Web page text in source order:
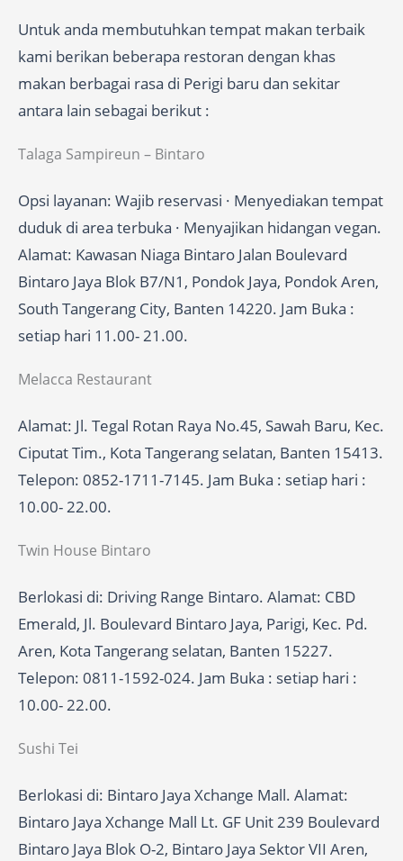
Untuk anda membutuhkan tempat makan terbaik
kami berikan beberapa restoran dengan khas
makan berbagai rasa di Perigi baru dan sekitar
antara lain sebagai berikut :
Talaga Sampireun – Bintaro
Opsi layanan: Wajib reservasi · Menyediakan tempat
duduk di area terbuka · Menyajikan hidangan vegan.
Alamat: Kawasan Niaga Bintaro Jalan Boulevard
Bintaro Jaya Blok B7/N1, Pondok Jaya, Pondok Aren,
South Tangerang City, Banten 14220. Jam Buka :
setiap hari 11.00- 21.00.
Melacca Restaurant
Alamat: Jl. Tegal Rotan Raya No.45, Sawah Baru, Kec.
Ciputat Tim., Kota Tangerang selatan, Banten 15413.
Telepon: 0852-1711-7145. Jam Buka : setiap hari :
10.00- 22.00.
Twin House Bintaro
Berlokasi di: Driving Range Bintaro. Alamat: CBD
Emerald, Jl. Boulevard Bintaro Jaya, Parigi, Kec. Pd.
Aren, Kota Tangerang selatan, Banten 15227.
Telepon: 0811-1592-024. Jam Buka : setiap hari :
10.00- 22.00.
Sushi Tei
Berlokasi di: Bintaro Jaya Xchange Mall. Alamat:
Bintaro Jaya Xchange Mall Lt. GF Unit 239 Boulevard
Bintaro Jaya Blok O-2, Bintaro Jaya Sektor VII Aren,